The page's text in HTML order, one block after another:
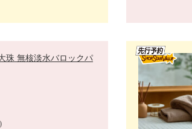
珠 無核淡水バロックパ